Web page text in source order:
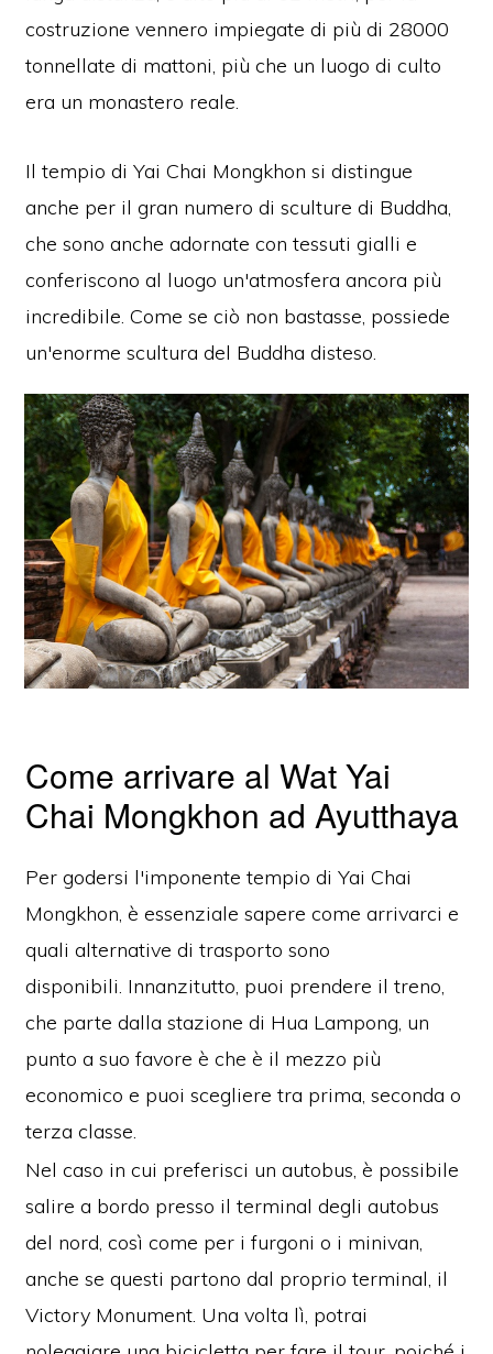
costruzione vennero impiegate di più di 28000
tonnellate di mattoni, più che un luogo di culto
era un monastero reale.
Il tempio di Yai Chai Mongkhon si distingue
anche per il gran numero di sculture di Buddha,
che sono anche adornate con tessuti gialli e
conferiscono al luogo un'atmosfera ancora più
incredibile.Come se ciò non bastasse, possiede
un'enorme scultura del Buddha disteso.
Come arrivare al Wat Yai
Chai Mongkhon ad Ayutthaya
Per godersi l'imponente tempio di Yai Chai
Mongkhon, è essenziale sapere come arrivarci e
quali alternative di trasporto sono
disponibili. Innanzitutto, puoi prendere il treno,
che parte dalla stazione di Hua Lampong, un
punto a suo favore è che è il mezzo più
economico e puoi scegliere tra prima, seconda o
terza classe.
Nel caso in cui preferisci un autobus, è possibile
salire a bordo presso il terminal degli autobus
del nord, così come per i furgoni o i minivan,
anche se questi partono dal proprio terminal, il
Victory Monument. Una volta lì, potrai